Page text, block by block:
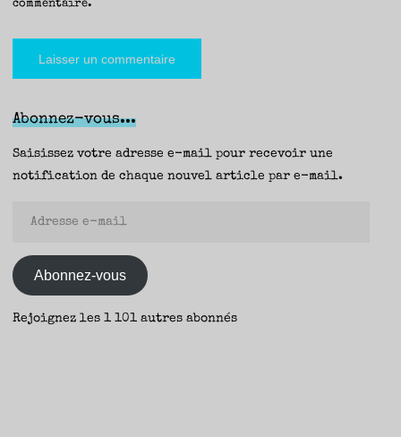
commentaire.
Abonnez-vous...
Saisissez votre adresse e-mail pour recevoir une
notification de chaque nouvel article par e-mail.
mail
Abonnez-vous
Rejoignez les 1 101 autres abonnés